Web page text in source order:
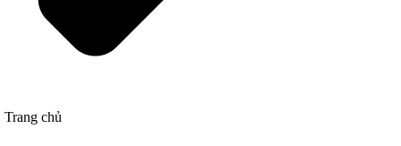
Trang chủ